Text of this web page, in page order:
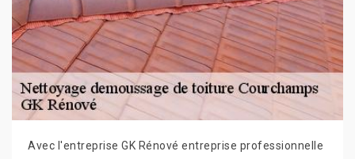
Avec l'entreprise GK Rénové entreprise professionnelle